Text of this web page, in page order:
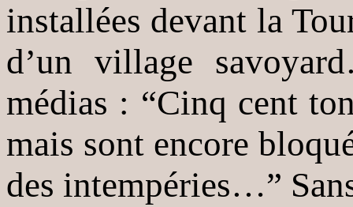
installées devant la
d’un village
médias : “Cinq cent
mais sont encore
des intempéries…”